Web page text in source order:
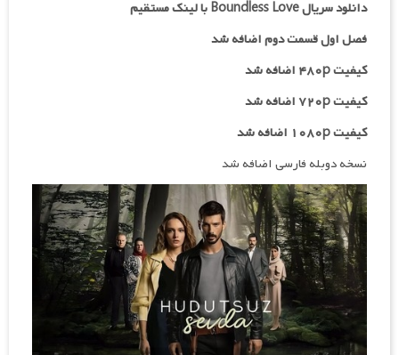
دانلود سریال Boundless Love با لینک مستقیم
فصل اول قسمت دوم اضافه شد
کیفیت ۴۸۰p اضافه شد
کیفیت ۷۲۰p
اضافه شد
کیفیت ۱۰۸۰p اضافه شد
نسخه دوبله فارسی اضافه شد